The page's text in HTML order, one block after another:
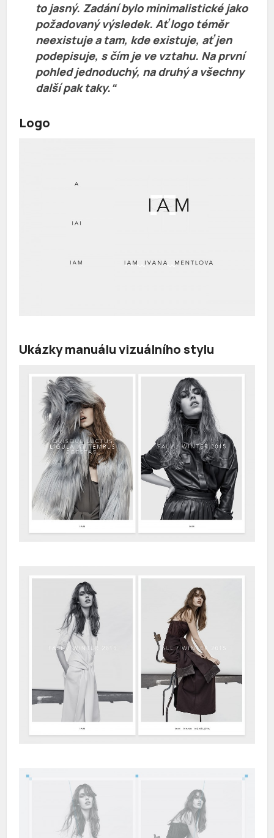
to jasný. Zadání bylo minimalistické jako
požadovaný výsledek. Ať logo téměr
neexistuje a tam, kde existuje, ať jen
podepisuje, s čím je ve vztahu. Na první
pohled jednoduchý, na druhý a všechny
další pak taky.“
Logo
Ukázky manuálu vizuálního stylu